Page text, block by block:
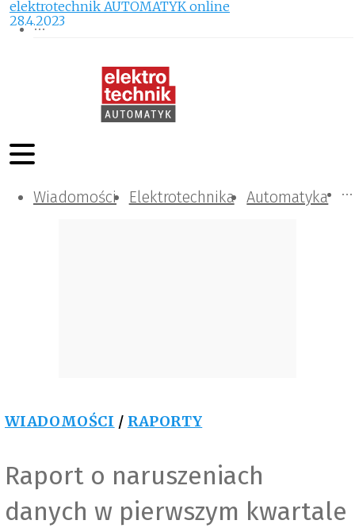
Wiadomości Elektrotechnika Automatyka
Komunikacja i IT
Kontrola
Tematy specjalne
WIADOMOŚCI / RAPORTY
Raport o naruszeniach
danych w pierwszym kwartale
elektrotechnik AUTOMATYK online
28.4.2023